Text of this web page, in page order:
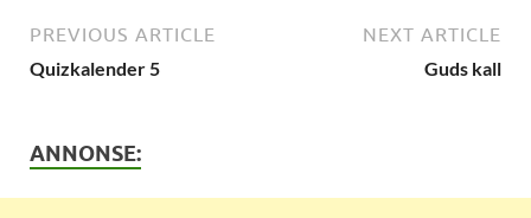
PREVIOUS ARTICLE
Quizkalender 5
NEXT ARTICLE
Guds kall
ANNONSE: